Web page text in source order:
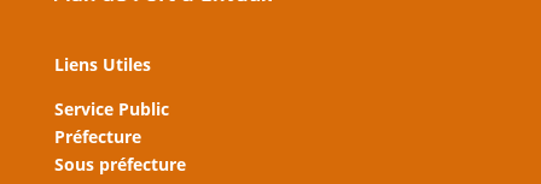
Liens Utiles
Service Public
Préfecture
Sous préfecture